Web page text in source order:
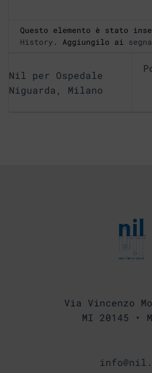
Questo elemento è stato
History . Aggiungilo ai
Nil per Ospedale
Niguarda, Milano
Via Vincenzo
MI 20145 •